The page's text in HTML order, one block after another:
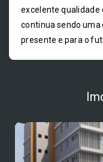
excelente qualidade
continua sendo uma
presente e para o